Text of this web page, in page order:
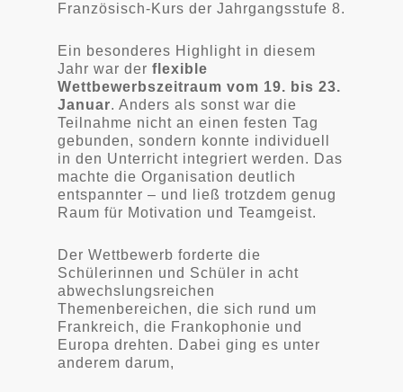
Französisch-Kurs der Jahrgangsstufe 8.
Ein besonderes Highlight in diesem
Jahr war der flexible
Wettbewerbszeitraum vom 19. bis 23.
Januar. Anders als sonst war die
Teilnahme nicht an einen festen Tag
gebunden, sondern konnte individuell
in den Unterricht integriert werden. Das
machte die Organisation deutlich
entspannter – und ließ trotzdem genug
Raum für Motivation und Teamgeist.
Der Wettbewerb forderte die
Schülerinnen und Schüler in acht
abwechslungsreichen
Themenbereichen, die sich rund um
Frankreich, die Frankophonie und
Europa drehten. Dabei ging es unter
anderem darum,